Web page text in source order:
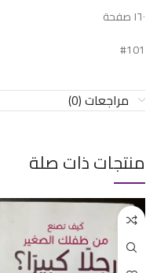
١٦٠ صفحة
#101
مراجعات (0)
منتجات ذات صلة